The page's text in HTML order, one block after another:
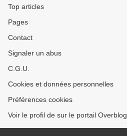
Top articles
Pages
Contact
Signaler un abus
C.G.U.
Cookies et données personnelles
Préférences cookies
Voir le profil de sur le portail Overblog